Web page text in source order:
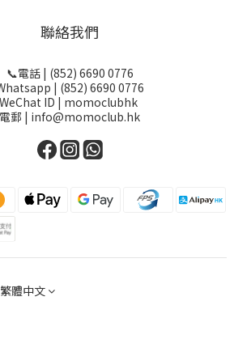
聯絡我們
📞電話 | (852) 6690 0776
| (852) 6690 0776
WeChat ID | momoclubhk
電郵 | info@momoclub.hk
繁體中文